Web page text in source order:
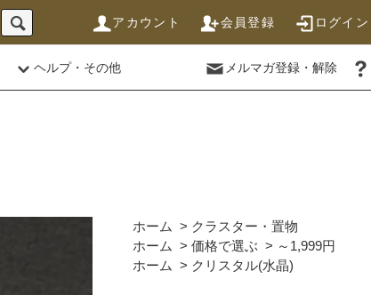
アカウント 会員登録 ログイン
ヘルプ・その他 メルマガ登録・解除
ホーム > クラスター・置物
ホーム > 価格で選ぶ > ～1,999円
ホーム > クリスタル(水晶)